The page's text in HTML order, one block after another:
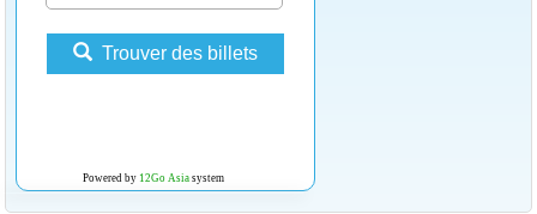
Trouver des billets
Powered by 12Go Asiasystem